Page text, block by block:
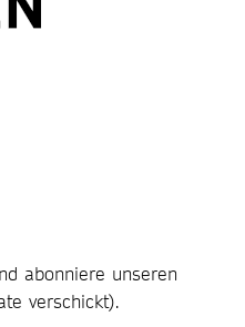
abonniere unseren
verschickt).